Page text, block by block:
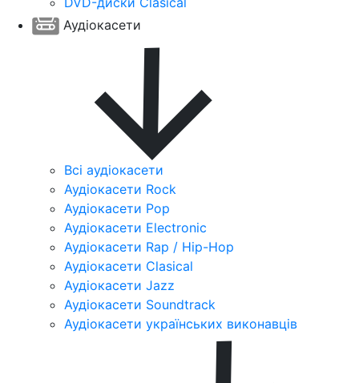
Аудіокасети
Всі аудіокасети
Аудіокасети Rock
Аудіокасети Pop
Аудіокасети Electronic
Аудіокасети Rap / Hip-Hop
Аудіокасети Clasical
Аудіокасети Jazz
Аудіокасети Soundtrack
Аудіокасети українських виконавців